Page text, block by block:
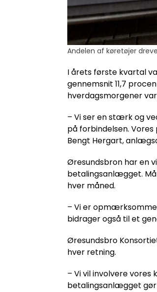
Andelen af køretøjer
I årets første kvartal
gennemsnit 11,7
hverdagsmorgener
– Vi ser en stærk og
på forbindelsen.
Bengt Hergart,
Øresundsbron har en
betalingsanlægget.
hver måned.
– Vi er opmærksomme
bidrager også til et
Øresundsbro
hver retning.
– Vi vil involvere
betalingsanlægget